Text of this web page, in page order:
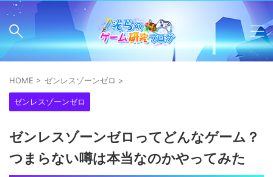
HOME > ゼンレスゾーンゼロ >
ゼンレスゾーンゼロ
ゼンレスゾーンゼロってどんなゲーム？
つまらない噂は本当なのかやってみた